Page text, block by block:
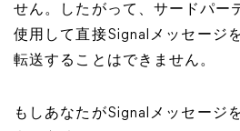
せん。したがって、サードパー
使用して直接Signalメッセージ
転送することはできません。
もしあなたがSignalメッセージ